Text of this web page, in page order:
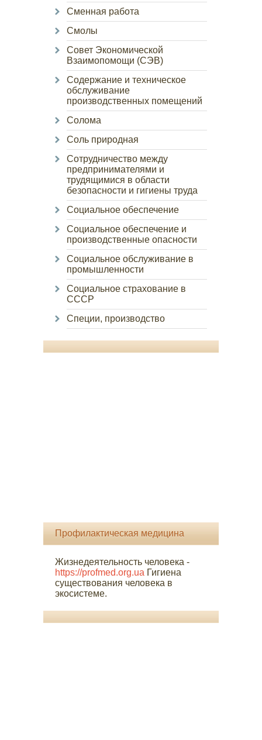
Сменная работа
Смолы
Совет Экономической
Взаимопомощи (СЭВ)
Содержание и техническое
обслуживание
производственных помещений
Солома
Соль природная
Сотрудничество между
предпринимателями и
трудящимися в области
безопасности и гигиены труда
Социальное обеспечение
Социальное обеспечение и
производственные опасности
Социальное обслуживание в
промышленности
Социальное страхование в
СССР
Специи, производство
Профилактическая медицина
Жизнедеятельность человека -
https://profmed.org.ua Гигиена
существования человека в
экосистеме.